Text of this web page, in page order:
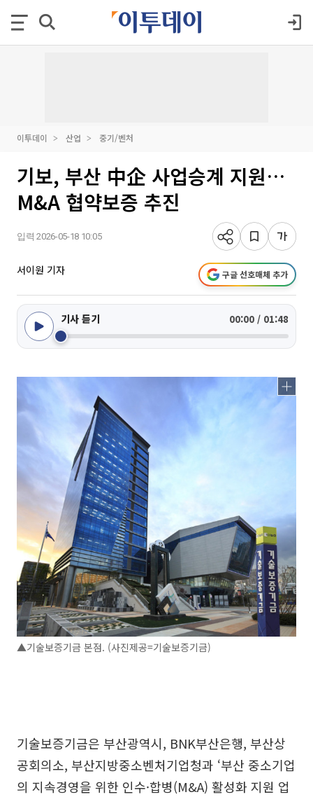
이투데이 산업 중기/벤처
기보, 부산 中企 사업승계 지원…
M&A 협약보증 추진
입력 2026-05-18 10:05
서이원 기자 구글 선호매체 추가
기사 듣기 00:00 / 01:48
▲기술보증기금 본점. (사진제공=기술보증기금)
기술보증기금은 부산광역시, BNK부산은행, 부산상
공회의소, 부산지방중소벤처기업청과 ‘부산 중소기업
의 지속경영을 위한 인수·합병(M&A) 활성화 지원 업